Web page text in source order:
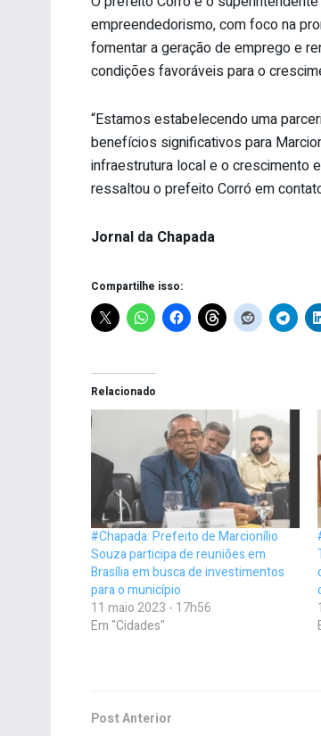
empreendedorismo, com foco na
fomentar a geração de emprego e
condições favoráveis para o
“Estamos estabelecendo uma
benefícios significativos para
infraestrutura local e o crescimento
ressaltou o prefeito Corró em
Jornal da Chapada
Compartilhe isso:
Relacionado
#Chapada: Prefeito de Marcionílio
Souza participa de reuniões em
Brasília em busca de investimentos
para o município
11 maio 2023 - 17h56
Em "Cidades"
Post Anterior